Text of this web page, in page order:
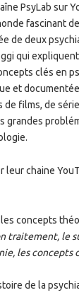
PsyLab sur
fascinant
de deux
qui
clés en
et
de films, de
grandes
leur chaine
concepts
traitement, le
les concepts
de la